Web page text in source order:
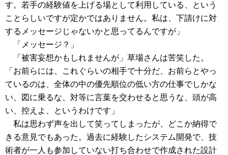
す。若手の経験値を上げる場として利用している、という
ことらしいですが定かではありません。私は、下請けに対
するメッセージじゃないかと思ってるんですが」
「メッセージ？」
「被害妄想かもしれませんが」草場さんは苦笑した。
「お前らには、これぐらいの相手で十分だ、お前らとやっ
ているのは、全体の中の優先順位の低い方の仕事でしかな
い、図に乗るな、対等に言葉を交わせると思うな、頭が高
い、控えよ、というわけです」
私は思わず声を出して笑ってしまったが、どこか納得で
きる意見でもあった。過去に経験したシステム開発で、技
術者が一人も参加していない打ち合わせで作成された設計